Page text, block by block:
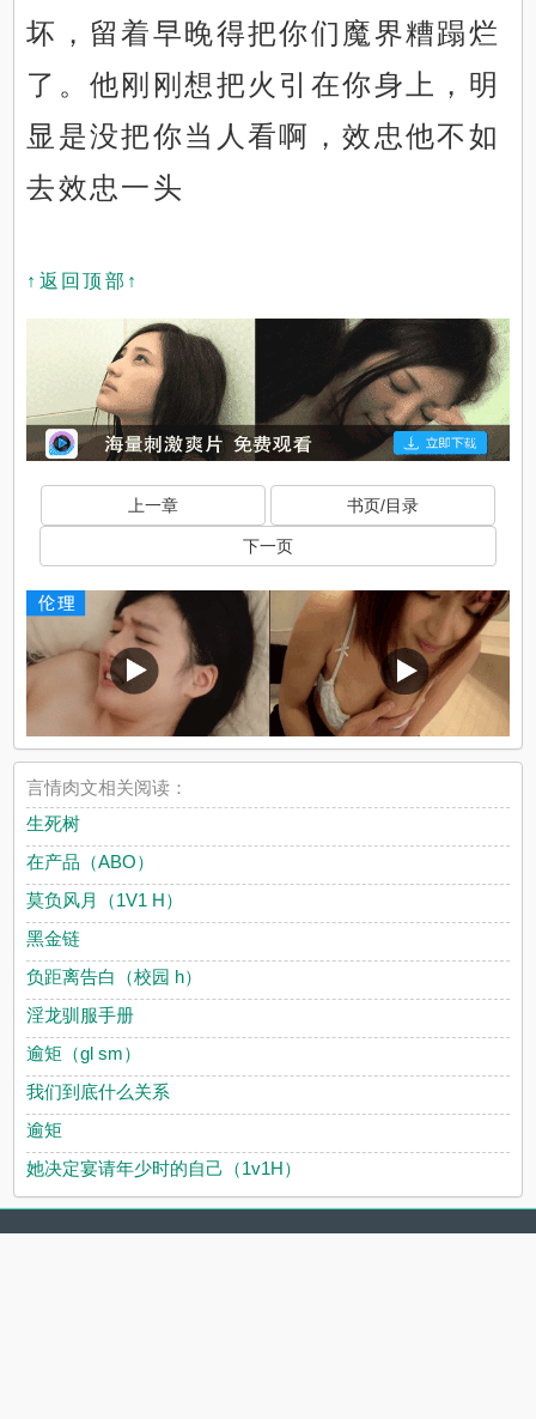
坏，留着早晚得把你们魔界糟蹋烂
了。他刚刚想把火引在你身上，明
显是没把你当人看啊，效忠他不如
去效忠一头
↑返回顶部↑
上一章 书页/目录
下一页
言情肉文相关阅读：
生死树
在产品（ABO）
莫负风月（1V1 H）
黑金链
负距离告白（校园 h）
淫龙驯服手册
逾矩（gl sm）
我们到底什么关系
逾矩
她决定宴请年少时的自己（1v1H）